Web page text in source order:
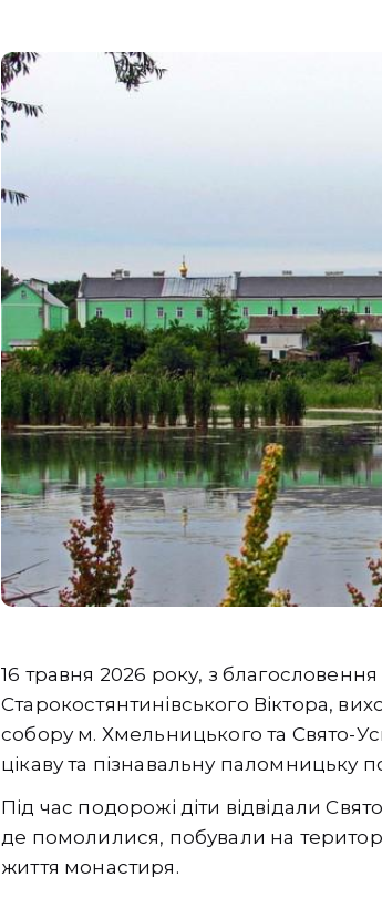
16 травня 2026 року, з
Старокостянтинівського Віктора,
собору м. Хмельницького та Свято-
цікаву та пізнавальну паломницьку
Під час подорожі діти відвідали
де помолилися, побували на
життя монастиря.